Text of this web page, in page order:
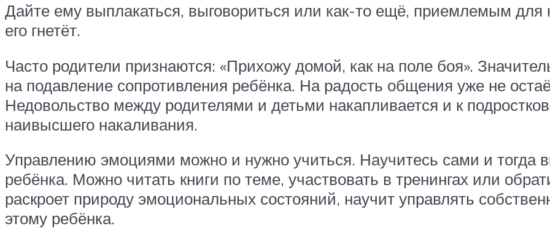
Дайте ему выплакаться, выговориться или как-то ещё, приемлемым для
его гнетёт.
Часто родители признаются: «Прихожу домой, как на поле боя».
на подавление сопротивления ребёнка. На радость общения уже не
Недовольство между родителями и детьми накапливается и к
наивысшего накаливания.
Управлению эмоциями можно и нужно учиться. Научитесь сами и тогда
ребёнка. Можно читать книги по теме, участвовать в тренингах или
раскроет природу эмоциональных состояний, научит управлять
этому ребёнка.